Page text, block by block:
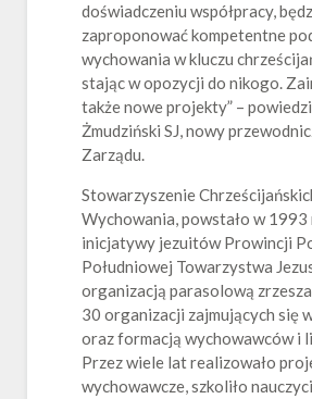
doświadczeniu współpracy,
zaproponować kompetentne
wychowania w kluczu
stając w opozycji do nikogo.
także nowe projekty” –
Żmudziński SJ, nowy
Zarządu.
Stowarzyszenie
Wychowania, powstało w 1993
inicjatywy jezuitów Prowincji
Południowej Towarzystwa
organizacją parasolową
30 organizacji zajmujących się
oraz formacją wychowawców i
Przez wiele lat realizowało
wychowawcze, szkoliło